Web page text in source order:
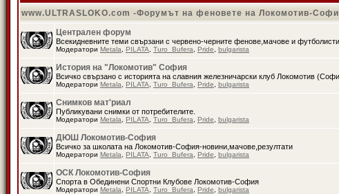
www.ULTRASLOKO.com -Форумът на феновете на Локомотив-
Централен форум
Всекидневните теми свързани с червено-черните фенове,мачове и
Модератори Metala PILATA Turo_Bufera Pride bulgarista
История на "Локомотив" София
Всичко свързано с историята на славния железничарски клуб Локомотив
Модератори Metala PILATA Turo_Bufera Pride bulgarista
Снимков мат'риал
Публикувани снимки от потребителите.
Модератори Metala PILATA Turo_Bufera Pride bulgarista
ДЮШ Локомотив-София
Всичко за школата на Локомотив-София-новини,мачове,резултати
Модератори Metala PILATA Turo_Bufera Pride bulgarista
ОСК Локомотив-София
Спорта в Обединени Спортни Клубове Локомотив-София
Модератори Metala PILATA Turo_Bufera Pride bulgarista